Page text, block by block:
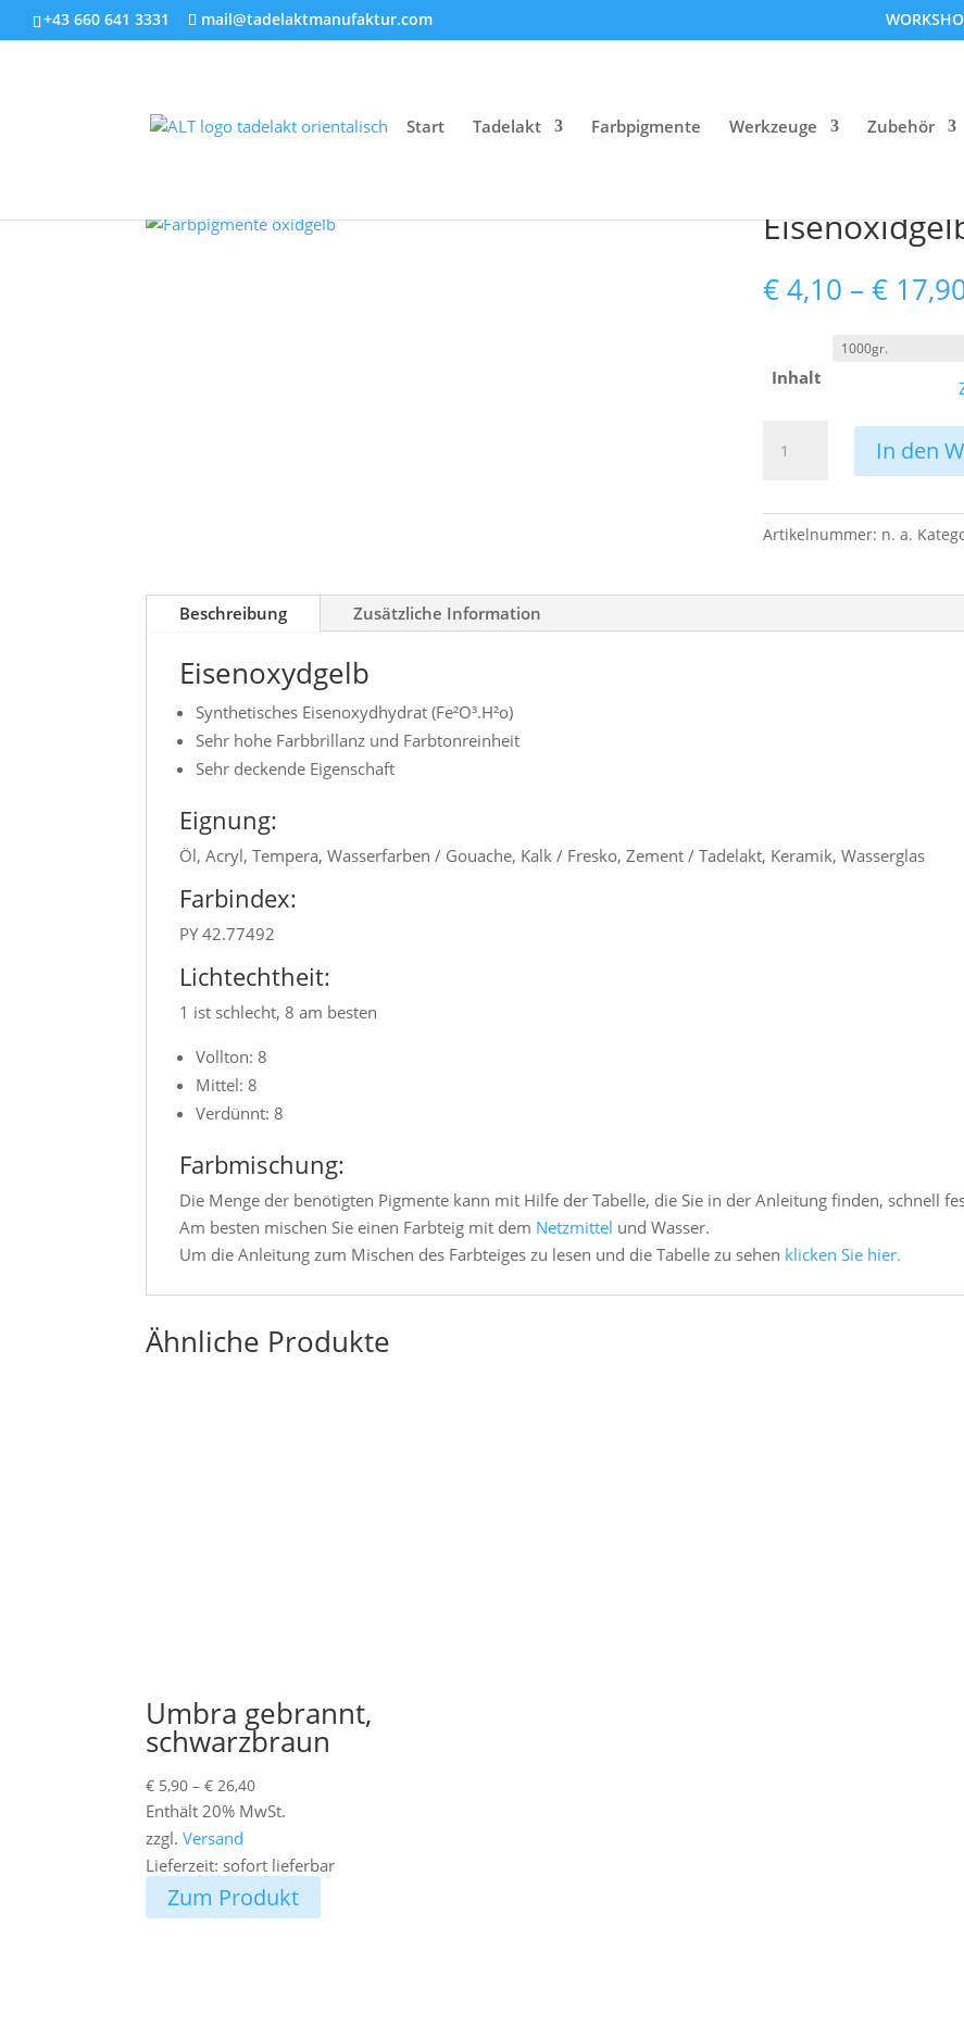
+43 660 641 3331 mail@tadelaktmanufaktur.com
Start Tadelakt Farbpigmente Werkzeuge Zubehör
€4,10 – €
Inhalt
Eisenoxidgelb
Menge
In den
Artikelnummer: n. a.
Beschreibung Zusätzliche Information
Eisenoxydgelb
Synthetisches Eisenoxydhydrat (Fe²O³.H²o)
Sehr hohe Farbbrillanz und Farbtonreinheit
Sehr deckende Eigenschaft
Eignung:
Öl, Acryl, Tempera, Wasserfarben / Gouache, Kalk / Fresko, Zement / Tadelakt, Keramik, Wasserglas
Farbindex:
PY 42.77492
Lichtechtheit:
1 ist schlecht, 8 am besten
Vollton: 8
Mittel: 8
Verdünnt: 8
Farbmischung:
Die Menge der benötigten Pigmente kann mit Hilfe der Tabelle, die Sie in der Anleitung finden, schnell
Am besten mischen Sie einen Farbteig mit dem Netzmittel und Wasser.
Um die Anleitung zum Mischen des Farbteiges zu lesen und die Tabelle zu sehen klicken Sie hier.
Ähnliche Produkte
Umbra gebrannt,
schwarzbraun
€ 5,90 –€ 26,40Preisspanne:
€ 5,90
€ 26,40
Enthält 20% MwSt.
zzgl.Versand
Lieferzeit: sofort lieferbar
Zum Produkt